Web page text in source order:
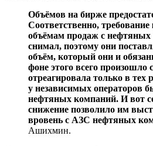
Объёмов на бирже
Соответственно,
объёмам продаж с нефтяных
снимал, поэтому они
объём, который они и
фоне этого всего произошло
отреагировала только в тех
у независимых операторов
нефтяных компаний. И вот
снижение позволило им
вровень с АЗС нефтяных
Ашихмин.